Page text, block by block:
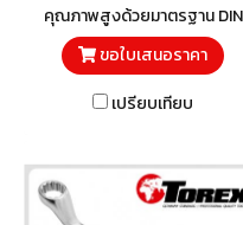
คุณภาพสูงด้วยมาตรฐาน DIN
838 และวัสดุโครมวานาเดียม
ขอใบเสนอราคา
เปรียบเทียบ